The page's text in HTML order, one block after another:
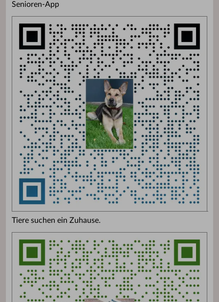
Senioren-App
Tiere suchen ein Zuhause.